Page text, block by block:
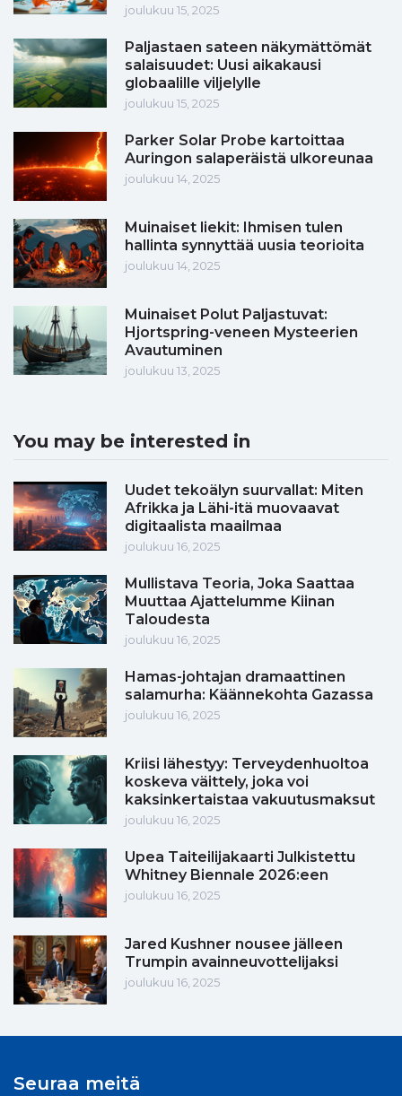
joulukuu 15, 2025
Paljastaen sateen näkymättömät
salaisuudet: Uusi aikakausi
globaalille viljelylle
joulukuu 15, 2025
Parker Solar Probe kartoittaa
Auringon salaperäistä ulkoreunaa
joulukuu 14, 2025
Muinaiset liekit: Ihmisen tulen
hallinta synnyttää uusia teorioita
joulukuu 14, 2025
Muinaiset Polut Paljastuvat:
Hjortspring-veneen Mysteerien
Avautuminen
joulukuu 13, 2025
You may be interested in
Uudet tekoälyn suurvallat: Miten
Afrikka ja Lähi-itä muovaavat
digitaalista maailmaa
joulukuu 16, 2025
Mullistava Teoria, Joka Saattaa
Muuttaa Ajattelumme Kiinan
Taloudesta
joulukuu 16, 2025
Hamas-johtajan dramaattinen
salamurha: Käännekohta Gazassa
joulukuu 16, 2025
Kriisi lähestyy: Terveydenhuoltoa
koskeva väittely, joka voi
kaksinkertaistaa vakuutusmaksut
joulukuu 16, 2025
Upea Taiteilijakaarti Julkistettu
Whitney Biennale 2026:een
joulukuu 16, 2025
Jared Kushner nousee jälleen
Trumpin avainneuvottelijaksi
joulukuu 16, 2025
Seuraa meitä